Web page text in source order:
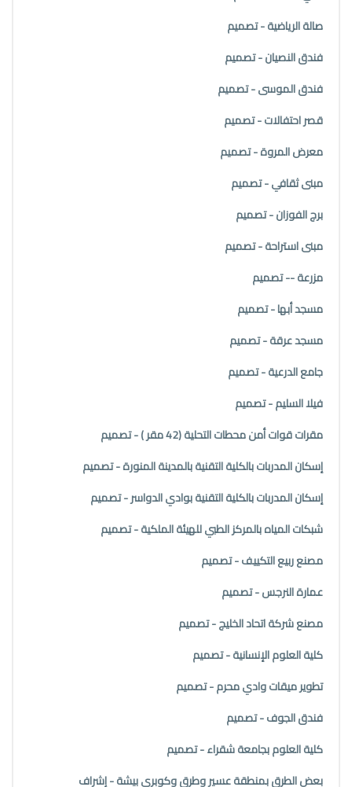
صالة الرياضية - تصميم
فندق النصيان - تصميم
فندق الموسى - تصميم
قصر احتفالات - تصميم
معرض المروة - تصميم
مبنى ثقافي - تصميم
برج الفوزان - تصميم
مبنى استراحة - تصميم
مزرعة -- تصميم
مسجد أبها - تصميم
مسجد عرقة - تصميم
جامع الدرعية - تصميم
فيلا السليم - تصميم
مقرات قوات أمن محطات التحلية (42 مقر ) - تصميم
إسكان المدربات بالكلية التقنية بالمدينة المنورة - تصميم
إسكان المدربات بالكلية التقنية بوادي الدواسر - تصميم
شبكات المياه بالمركز الطبي للهيئة الملكية - تصميم
مصنع ربيع التكييف - تصميم
عمارة النرجس - تصميم
مصنع شركة اتحاد الخليج - تصميم
كلية العلوم الإنسانية - تصميم
تطوير ميقات وادي محرم - تصميم
فندق الجوف - تصميم
كلية العلوم بجامعة شقراء - تصميم
بعض الطرق بمنطقة عسير وطرق وكوبري بيشة - إشراف